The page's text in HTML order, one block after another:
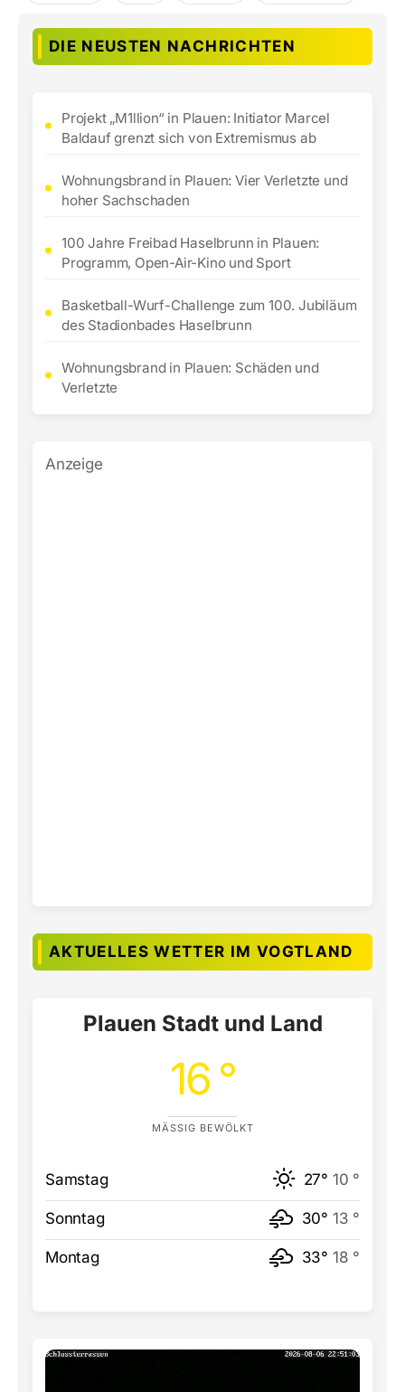
DIE NEUSTEN NACHRICHTEN
Projekt „M1llion“ in Plauen: Initiator Marcel
Baldauf grenzt sich von Extremismus ab
Wohnungsbrand in Plauen: Vier Verletzte und
hoher Sachschaden
100 Jahre Freibad Haselbrunn in Plauen:
Programm, Open-Air-Kino und Sport
Basketball-Wurf-Challenge zum 100. Jubiläum
des Stadionbades Haselbrunn
Wohnungsbrand in Plauen: Schäden und
Verletzte
Anzeige
AKTUELLES WETTER IM VOGTLAND
Plauen Stadt und Land
16 °
MÄSSIG BEWÖLKT
Samstag 27° 10 °
Sonntag 30° 13 °
Montag 33° 18 °